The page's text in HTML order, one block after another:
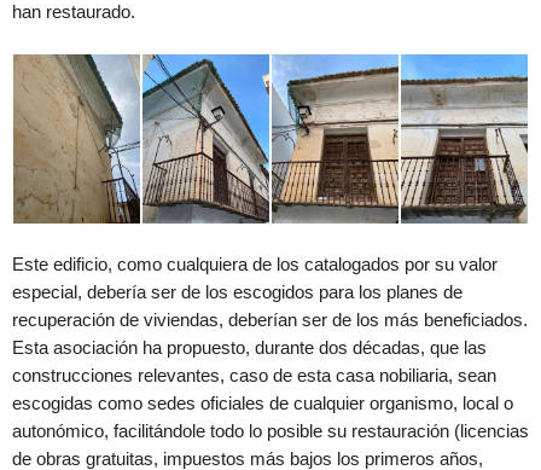
han restaurado.
Este edificio, como cualquiera de los catalogados por su valor
especial, debería ser de los escogidos para los planes de
recuperación de viviendas, deberían ser de los más beneficiados.
Esta asociación ha propuesto, durante dos décadas, que las
construcciones relevantes, caso de esta casa nobiliaria, sean
escogidas como sedes oficiales de cualquier organismo, local o
autonómico, facilitándole todo lo posible su restauración (licencias
de obras gratuitas, impuestos más bajos los primeros años,